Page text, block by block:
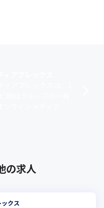
の求人
クス